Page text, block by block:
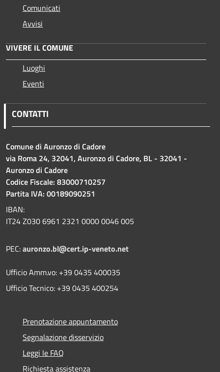
Comunicati
Avvisi
VIVERE IL COMUNE
Luoghi
Eventi
CONTATTI
Comune di Auronzo di Cadore
via Roma 24, 32041, Auronzo di Cadore, BL - 32041 -
Auronzo di Cadore
Codice Fiscale: 83000710257
Partita IVA: 00189090251
IBAN:
IT24 Z030 6961 2321 0000 0046 005
PEC:auronzo.bl@cert.ip-veneto.net
Ufficio Amm.vo: +39 0435 400035
Ufficio Tecnico: +39 0435 400254
Prenotazione appuntamento
Segnalazione disservizio
Leggi le FAQ
Richiesta assistenza